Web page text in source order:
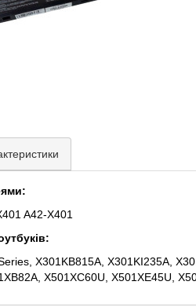
A42-X401
X301KB815A, X301KI235A,
X501XC60U, X501XE45U,